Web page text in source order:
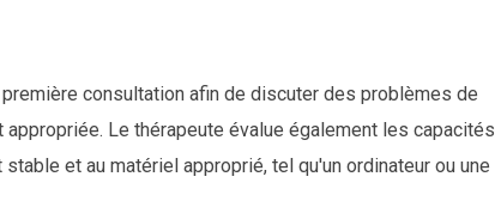
consultation afin de discuter des problèmes de
Le thérapeute évalue également les capacités
et au matériel approprié, tel qu'un ordinateur ou une